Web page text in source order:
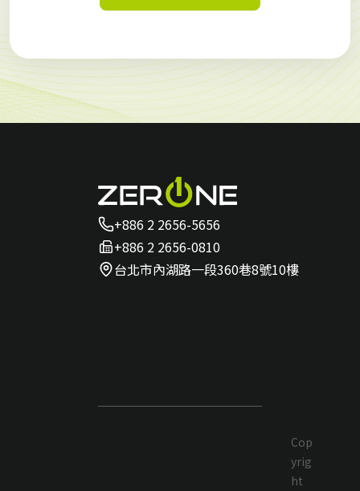
+886 2 2656-5656
+886 2 2656-0810
台北市內湖路一段360巷8號10樓
Cop
yrig
ht